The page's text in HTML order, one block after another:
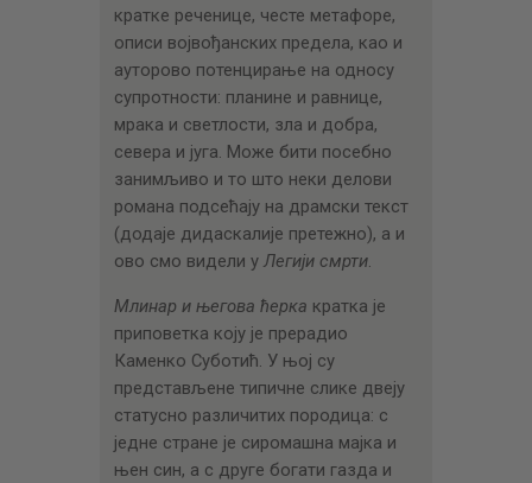
кратке реченице, честе метафоре,
описи војвођанских предела, као и
ауторово потенцирање на односу
супротности: планине и равнице,
мрака и светлости, зла и добра,
севера и југа. Може бити посебно
занимљиво и то што неки делови
романа подсећају на драмски текст
(додаје дидаскалије претежно), а и
ово смо видели у Легији смрти.
Млинар и његова ћерка кратка је
приповетка коју је прерадио
Каменко Суботић. У њој су
представљене типичне слике двеју
статусно различитих породица: с
једне стране је сиромашна мајка и
њен син, а с друге богати газда и